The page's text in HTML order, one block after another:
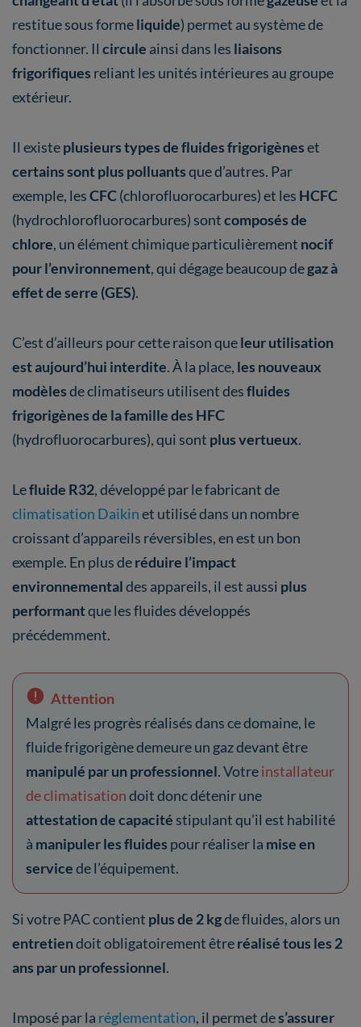
restitue sous formeliquide) permet au système de
fonctionner. Il circule ainsi dans les liaisons
frigorifiques reliant les unités intérieures au groupe
extérieur.
Il existeplusieurs types de fluides frigorigèneset
certains sont plus polluantsque d’autres. Par
exemple, lesCFC(chlorofluorocarbures) et les HCFC
(hydrochlorofluorocarbures) sontcomposés de
chlore, un élément chimique particulièrement nocif
pour l’environnement, qui dégage beaucoup degaz à
effet de serre (GES).
C’est d’ailleurs pour cette raison queleur utilisation
est aujourd’hui interdite. À la place, les nouveaux
modèlesde climatiseurs utilisent desfluides
frigorigènes de la famille des HFC
(hydrofluorocarbures), qui sont plus vertueux.
Lefluide R32, développé par le fabricant de
climatisation Daikinet utilisé dans un nombre
croissant d’appareils réversibles, en est un bon
exemple. En plus deréduire l’impact
environnementaldes appareils, il est aussi plus
performantque les fluides développés
précédemment.
Attention
Malgré les progrès réalisés dans ce domaine, le
fluide frigorigène demeure un gaz devant être
manipulé par un professionnel. Votreinstallateur
de climatisationdoit donc détenir une
attestation de capacité stipulant qu’il est habilité
à manipuler les fluides pour réaliser la mise en
servicede l’équipement.
Si votre PAC contient plus de 2 kgde fluides, alors un
entretiendoit obligatoirement êtreréalisé tous les 2
ans par un professionnel.
Imposé par la réglementation, il permet des’assurer